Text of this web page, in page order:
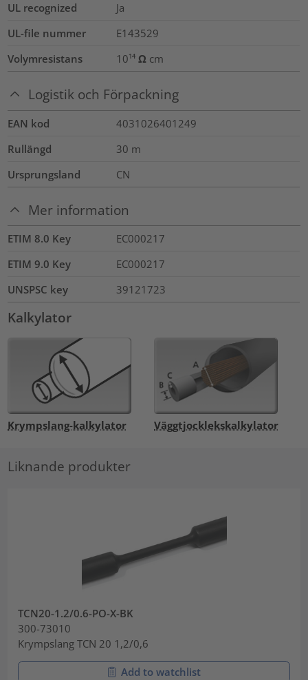
UL recognized
Ja
UL-file nummer
E143529
Volymresistans
10¹⁴ Ω cm
Logistik och Förpackning
EAN kod
4031026401249
Rullängd
30 m
Ursprungsland
CN
Mer information
ETIM 8.0 Key
EC000217
ETIM 9.0 Key
EC000217
UNSPSC key
39121723
Kalkylator
Krympslang-kalkylator Väggtjocklekskalkylator
Liknande produkter
TCN20-1.2/0.6-PO-X-BK
300-73010
Krympslang TCN 20 1,2/0,6
Add to watchlist